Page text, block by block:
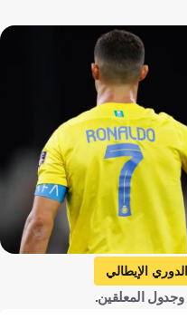
الدوري الإيطالي
فيجو
إشبيلية
وجدول المعلقين.